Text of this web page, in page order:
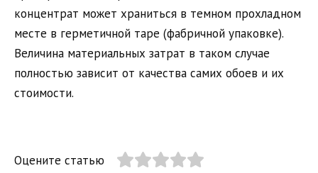
концентрат может храниться в темном прохладном
месте в герметичной таре (фабричной упаковке).
Величина материальных затрат в таком случае
полностью зависит от качества самих обоев и их
стоимости.
Оцените статью